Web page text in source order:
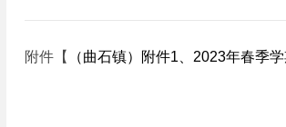
附件【 （曲石镇）附件1、2023年春季